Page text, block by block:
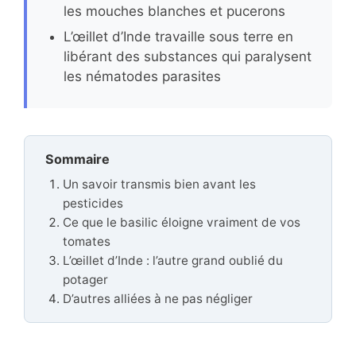
les mouches blanches et pucerons
L’œillet d’Inde travaille sous terre en
libérant des substances qui paralysent
les nématodes parasites
Sommaire
Un savoir transmis bien avant les
pesticides
Ce que le basilic éloigne vraiment de vos
tomates
L’œillet d’Inde : l’autre grand oublié du
potager
D’autres alliées à ne pas négliger